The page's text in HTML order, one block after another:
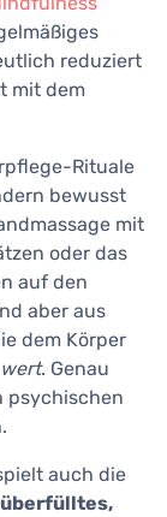
reduziert
mit dem
Rituale
bewusst
mit
oder das
auf den
aber aus
dem Körper
. Genau
psychischen
auch die
überfülltes,